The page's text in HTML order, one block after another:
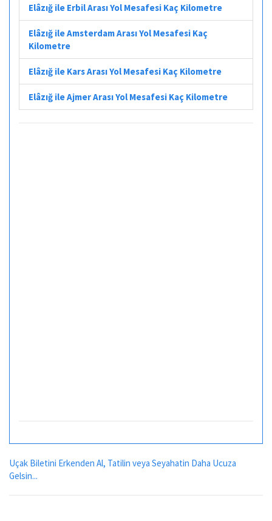
Elâzığ ile Erbil Arası Yol Mesafesi Kaç Kilometre
Elâzığ ile Amsterdam Arası Yol Mesafesi Kaç
Kilometre
Elâzığ ile Kars Arası Yol Mesafesi Kaç Kilometre
Elâzığ ile Ajmer Arası Yol Mesafesi Kaç Kilometre
Uçak Biletini Erkenden Al, Tatilin veya Seyahatin Daha Ucuza
Gelsin...